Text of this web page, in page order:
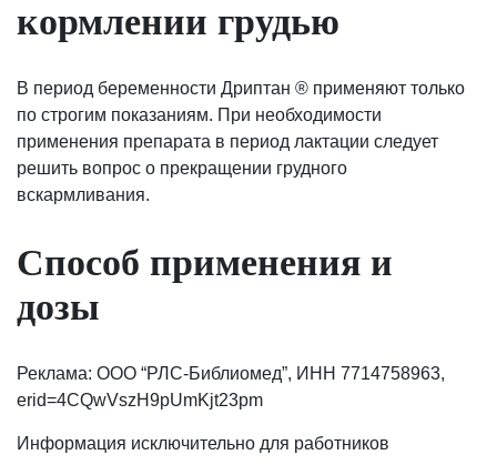
кормлении грудью
В период беременности Дриптан ® применяют только
по строгим показаниям. При необходимости
применения препарата в период лактации следует
решить вопрос о прекращении грудного
вскармливания.
Способ применения и
дозы
Реклама: ООО “РЛС-Библиомед”, ИНН 7714758963,
erid=4CQwVszH9pUmKjt23pm
Информация исключительно для работников